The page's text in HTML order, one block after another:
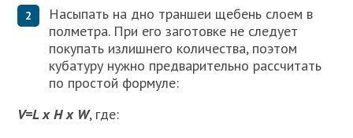
Насыпать на дно траншеи щебень слоем в
полметра. При его заготовке не следует
покупать излишнего количества, поэтом
кубатуру нужно предварительно рассчитать
по простой формуле:
V=L x H x W, где: